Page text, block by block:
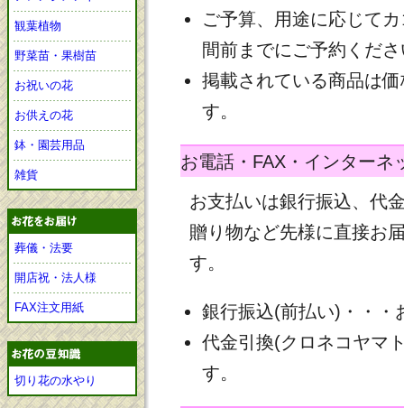
観葉植物
野菜苗・果樹苗
お祝いの花
お供えの花
鉢・園芸用品
雑貨
葬儀・法要
開店祝・法人様
FAX注文用紙
切り花の水やり
ご予算、用途に応じて
間前までにご予約くだ
掲載されている商品は
す。
お電話・FAX・インターネ
お支払いは銀行振込、代
贈り物など先様に直接お
す。
銀行振込(前払い)・・・
代金引換(クロネコヤマ
す。